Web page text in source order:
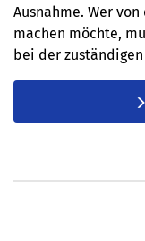
Ausnahme. Wer
machen möchte,
bei der